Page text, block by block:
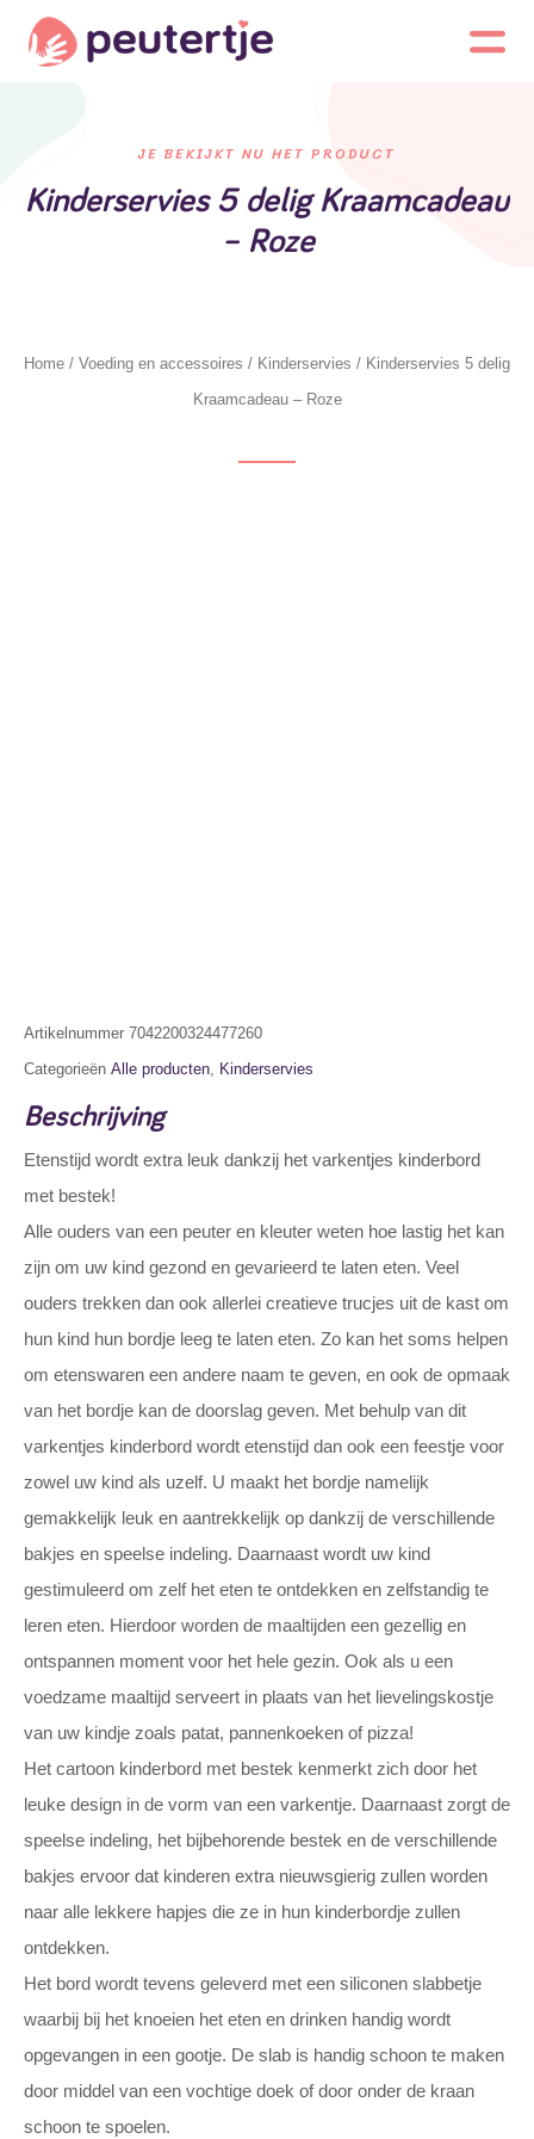
JE BEKIJKT NU HET PRODUCT
Kinderservies 5 delig Kraamcadeau
– Roze
Home / Voeding en accessoires / Kinderservies / Kinderservies 5 delig
Kraamcadeau – Roze
Artikelnummer 7042200324477260
Categorieën Alle producten, Kinderservies
Beschrijving
Etenstijd wordt extra leuk dankzij het varkentjes kinderbord
met bestek!
Alle ouders van een peuter en kleuter weten hoe lastig het kan
zijn om uw kind gezond en gevarieerd te laten eten. Veel
ouders trekken dan ook allerlei creatieve trucjes uit de kast om
hun kind hun bordje leeg te laten eten. Zo kan het soms helpen
om etenswaren een andere naam te geven, en ook de opmaak
van het bordje kan de doorslag geven. Met behulp van dit
varkentjes kinderbord wordt etenstijd dan ook een feestje voor
zowel uw kind als uzelf. U maakt het bordje namelijk
gemakkelijk leuk en aantrekkelijk op dankzij de verschillende
bakjes en speelse indeling. Daarnaast wordt uw kind
gestimuleerd om zelf het eten te ontdekken en zelfstandig te
leren eten. Hierdoor worden de maaltijden een gezellig en
ontspannen moment voor het hele gezin. Ook als u een
voedzame maaltijd serveert in plaats van het lievelingskostje
van uw kindje zoals patat, pannenkoeken of pizza!
Het cartoon kinderbord met bestek kenmerkt zich door het
leuke design in de vorm van een varkentje. Daarnaast zorgt de
speelse indeling, het bijbehorende bestek en de verschillende
bakjes ervoor dat kinderen extra nieuwsgierig zullen worden
naar alle lekkere hapjes die ze in hun kinderbordje zullen
ontdekken.
Het bord wordt tevens geleverd met een siliconen slabbetje
waarbij bij het knoeien het eten en drinken handig wordt
opgevangen in een gootje. De slab is handig schoon te maken
door middel van een vochtige doek of door onder de kraan
schoon te spoelen.